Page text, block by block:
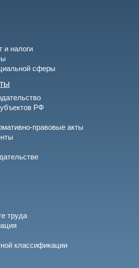
и налоги
сферы
РФ
правовые акты
труда
классификации